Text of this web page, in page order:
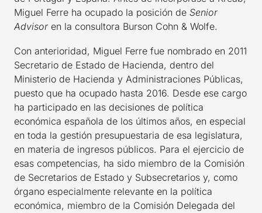
Miguel Ferre ha ocupado la posición de Senior
Advisor en la consultora Burson Cohn & Wolfe.
Con anterioridad, Miguel Ferre fue nombrado en 2011
Secretario de Estado de Hacienda, dentro del
Ministerio de Hacienda y Administraciones Públicas,
puesto que ha ocupado hasta 2016. Desde ese cargo
ha participado en las decisiones de política
económica española de los últimos años, en especial
en toda la gestión presupuestaria de esa legislatura,
en materia de ingresos públicos. Para el ejercicio de
esas competencias, ha sido miembro de la Comisión
de Secretarios de Estado y Subsecretarios y, como
órgano especialmente relevante en la política
económica, miembro de la Comisión Delegada del